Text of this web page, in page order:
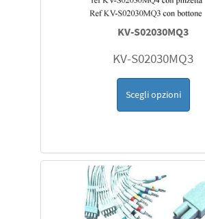
KV-S02030MQ3
KV-S02030MQ3
Scegli opzioni